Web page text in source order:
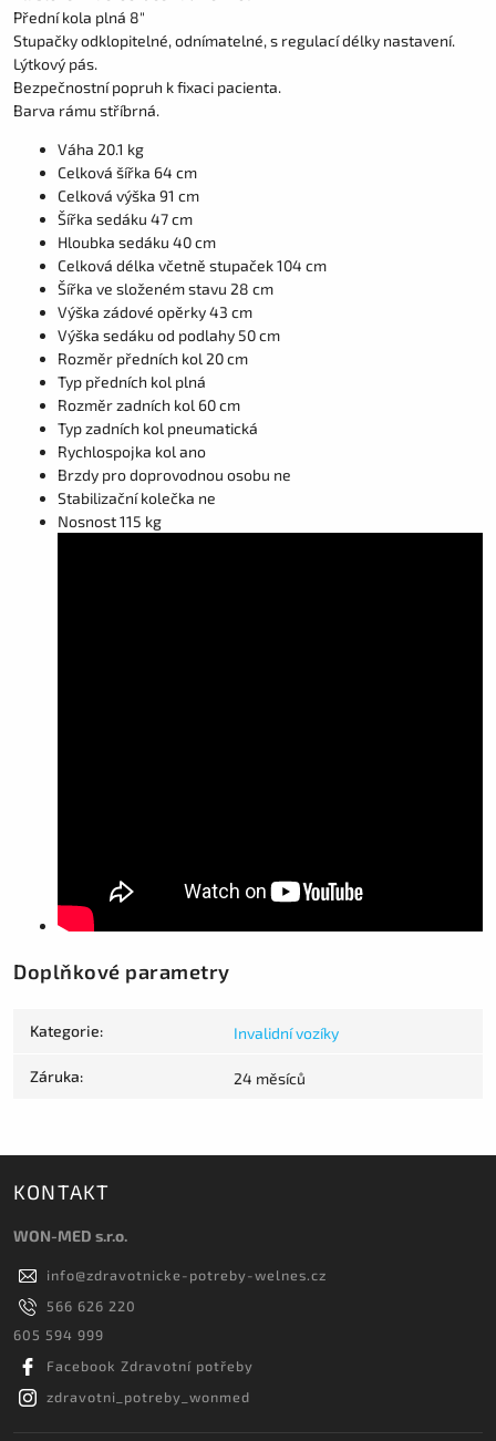
Přední kola plná 8"
Stupačky odklopitelné, odnímatelné, s regulací délky nastavení.
Lýtkový pás.
Bezpečnostní popruh k fixaci pacienta.
Barva rámu stříbrná.
Váha 20.1 kg
Celková šířka 64 cm
Celková výška 91 cm
Šířka sedáku 47 cm
Hloubka sedáku 40 cm
Celková délka včetně stupaček 104 cm
Šířka ve složeném stavu 28 cm
Výška zádové opěrky 43 cm
Výška sedáku od podlahy 50 cm
Rozměr předních kol 20 cm
Typ předních kol plná
Rozměr zadních kol 60 cm
Typ zadních kol pneumatická
Rychlospojka kol ano
Brzdy pro doprovodnou osobu ne
Stabilizační kolečka ne
Nosnost 115 kg
Doplňkové parametry
Kategorie: Invalidní vozíky
Záruka: 24 měsíců
KONTAKT
WON-MED s.r.o.
info@zdravotnicke-potreby-welnes.cz
566 626 220
605 594 999
Facebook Zdravotní potřeby
zdravotni_potreby_wonmed